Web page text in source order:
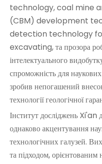
technology, coal mine
(CBM) development
detection technology
excavating, та прозора
інтелектуального
спроможність для
зробив непогашений
технології геологічної
Інститут досліджень Xi'an
однаково акцентування
технологічних галузей.
та підходом, орієнтованим